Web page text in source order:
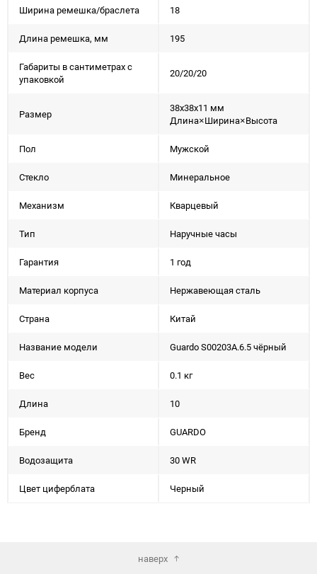
Ширина ремешка/браслета 18
Длина ремешка, мм 195
Габариты в сантиметрах с
упаковкой
20/20/20
Размер
38x38x11 мм
Длина×Ширина×Высота
Пол Мужской
Стекло Минеральное
Механизм Кварцевый
Тип Наручные часы
Гарантия 1 год
Материал корпуса Нержавеющая сталь
Страна Китай
Название модели Guardo S00203A.6.5 чёрный
Вес 0.1 кг
Длина 10
Бренд GUARDO
Водозащита 30 WR
Цвет циферблата Черный
наверх